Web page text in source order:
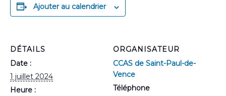
Ajouter au calendrier
DÉTAILS
Date :
1 juillet 2024
Heure :
ORGANISATEUR
CCAS de Saint-Paul-de-
Vence
Téléphone